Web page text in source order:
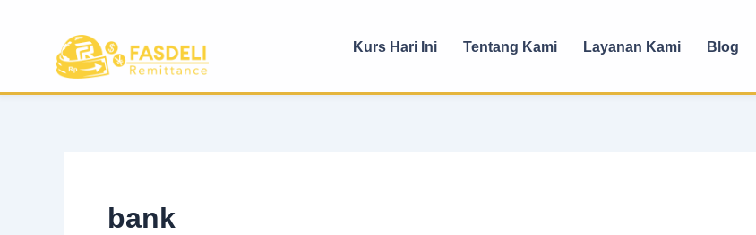
Kurs Hari Ini Tentang Kami Layanan Kami Blog
bank